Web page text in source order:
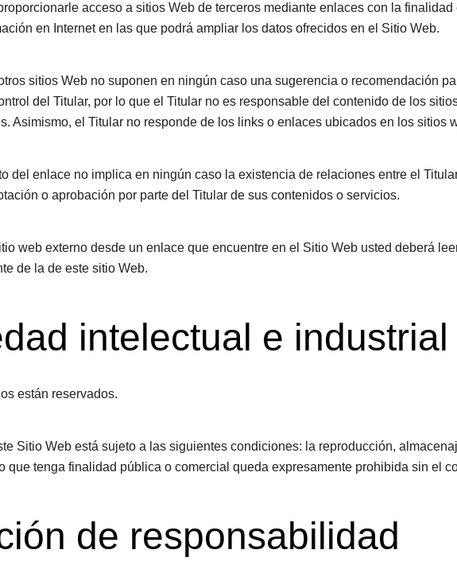
acceso a sitios Web de terceros mediante enlaces con la
en Internet en las que podrá ampliar los datos ofrecidos en el Sitio Web.
sitios Web no suponen en ningún caso una sugerencia o recomendación
del Titular, por lo que el Titular no es responsable del contenido de los
Asimismo, el Titular no responde de los links o enlaces ubicados en los sitios
del enlace no implica en ningún caso la existencia de relaciones entre el
o aprobación por parte del Titular de sus contenidos o servicios.
web externo desde un enlace que encuentre en el Sitio Web usted deberá
de la de este sitio Web.
intelectual e industrial
están reservados.
Sitio Web está sujeto a las siguientes condiciones: la reproducción,
que tenga finalidad pública o comercial queda expresamente prohibida sin el
de responsabilidad